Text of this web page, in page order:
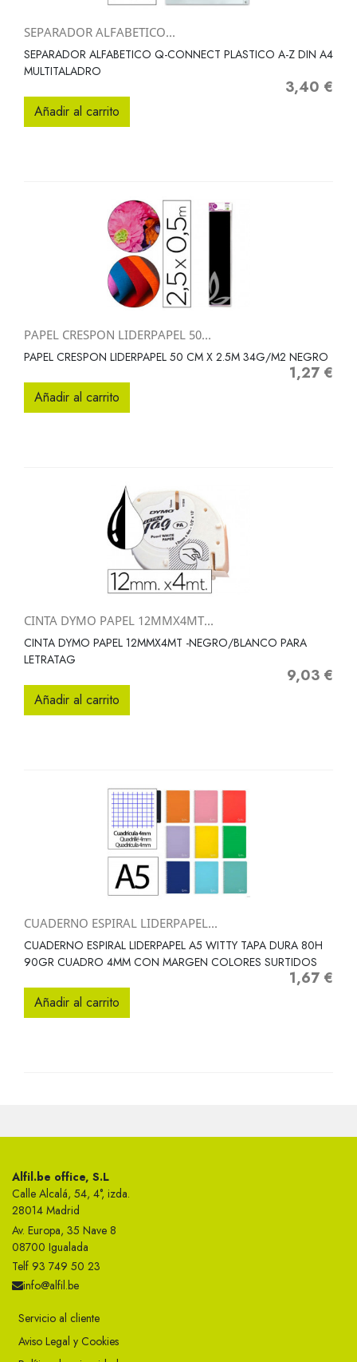
SEPARADOR ALFABETICO...
SEPARADOR ALFABETICO Q-CONNECT PLASTICO A-Z DIN A4
MULTITALADRO
Precio
3,40 €
Añadir al carrito
PAPEL CRESPON LIDERPAPEL 50...
PAPEL CRESPON LIDERPAPEL 50 CM X 2.5M 34G/M2 NEGRO
Precio
1,27 €
Añadir al carrito
CINTA DYMO PAPEL 12MMX4MT...
CINTA DYMO PAPEL 12MMX4MT -NEGRO/BLANCO PARA
LETRATAG
Precio
9,03 €
Añadir al carrito
CUADERNO ESPIRAL LIDERPAPEL...
CUADERNO ESPIRAL LIDERPAPEL A5 WITTY TAPA DURA 80H
90GR CUADRO 4MM CON MARGEN COLORES SURTIDOS
Precio
1,67 €
Añadir al carrito
Alfil.be office, S.L
Calle Alcalá, 54, 4°, izda.
28014 Madrid
Av. Europa, 35 Nave 8
08700 Igualada
Telf 93 749 50 23
info@alfil.be
Servicio al cliente
Aviso Legal y Cookies